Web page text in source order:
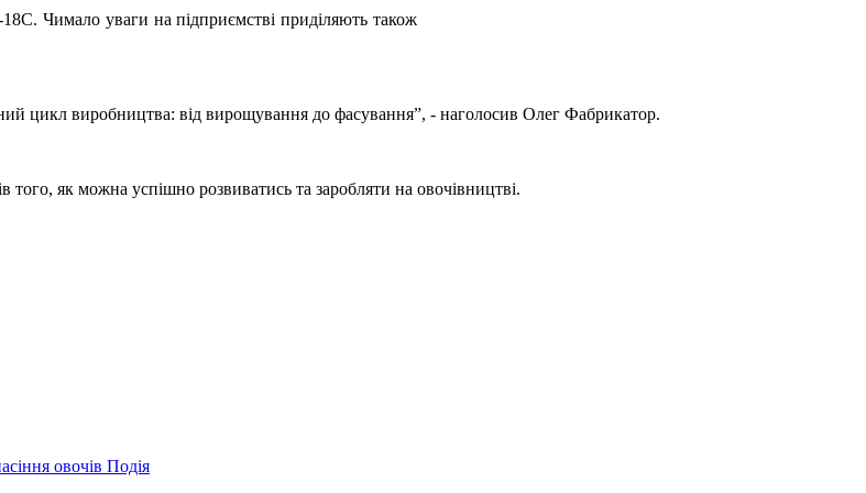
18С. Чимало уваги на підприємстві приділяють також
цикл виробництва: від вирощування до фасування”, - наголосив Олег Фабрикатор.
того, як можна успішно розвиватись та заробляти на овочівництві.
Подія